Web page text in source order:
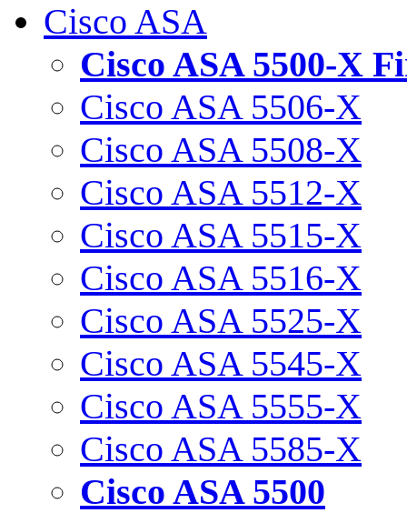
Cisco ASA
Cisco ASA 5500-X
Cisco ASA 5506-X
Cisco ASA 5508-X
Cisco ASA 5512-X
Cisco ASA 5515-X
Cisco ASA 5516-X
Cisco ASA 5525-X
Cisco ASA 5545-X
Cisco ASA 5555-X
Cisco ASA 5585-X
Cisco ASA 5500